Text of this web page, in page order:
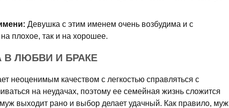
Девушка с этим именем очень возбудима и с
плохое, так и на хорошее.
В ЛЮБВИ И БРАКЕ
неоценимым качеством с легкостью справлять­ся с
на неудачах, поэтому ее семейная жизнь сложится
выходит рано и выбор делает удачный. Как правило, муж